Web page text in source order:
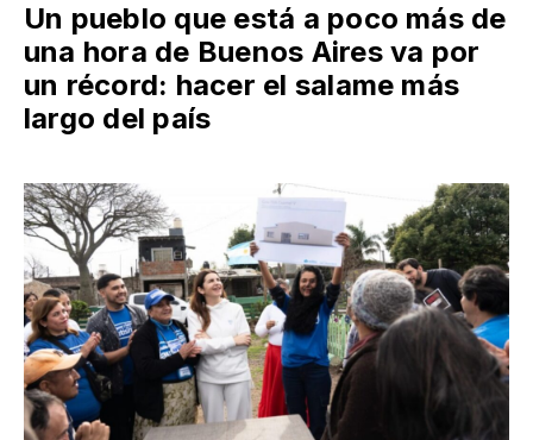
Un pueblo que está a poco más de
una hora de Buenos Aires va por
un récord: hacer el salame más
largo del país